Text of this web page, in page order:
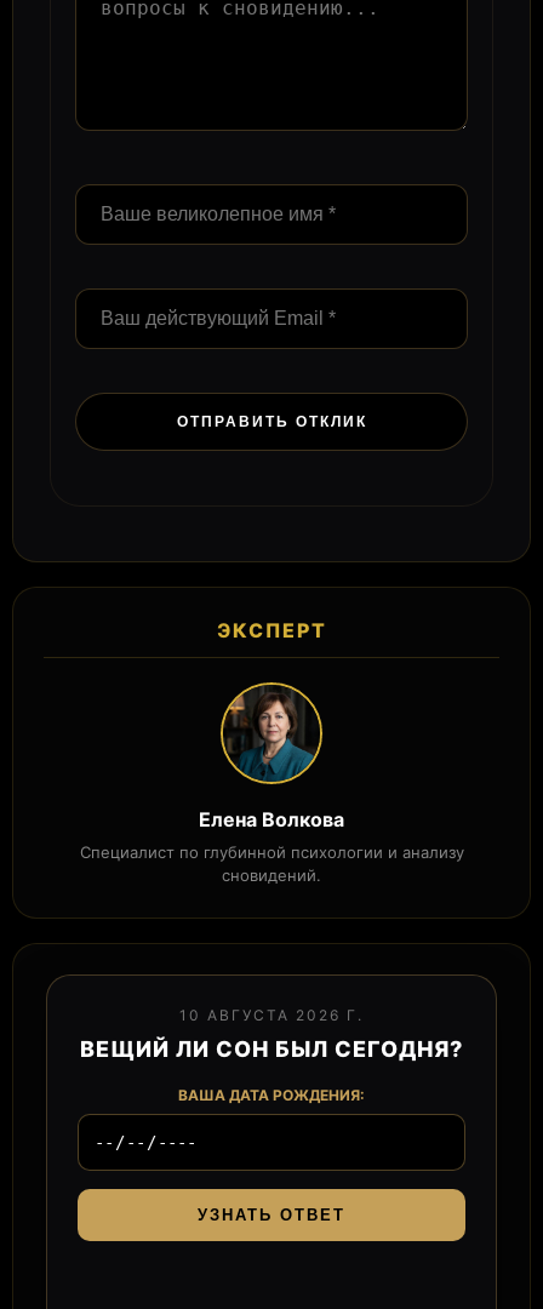
ЭКСПЕРТ
Елена Волкова
Специалист по глубинной психологии и анализу
сновидений.
10 АВГУСТА 2026 Г.
ВЕЩИЙ ЛИ СОН БЫЛ СЕГОДНЯ?
ВАША ДАТА РОЖДЕНИЯ:
УЗНАТЬ ОТВЕТ